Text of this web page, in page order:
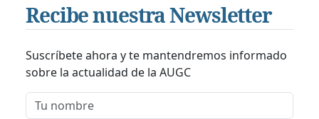
Recibe nuestra Newsletter
Suscríbete ahora y te mantendremos informado
sobre la actualidad de la AUGC